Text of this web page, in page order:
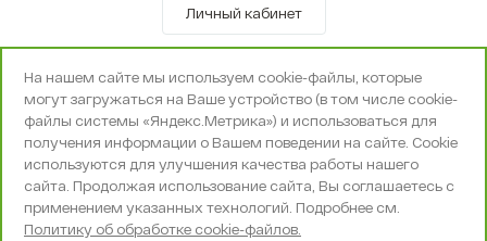
Личный кабинет
© OOO «Экселенте» 2010-2026 г.
Политика конфиденциальности
Поддержка и сопровождение -Вебпространство
На нашем сайте мы используем cookie-файлы, которые
могут загружаться на Ваше устройство (в том числе cookie-
файлы системы «Яндекс.Метрика») и использоваться для
получения информации о Вашем поведении на сайте. Cookie
используются для улучшения качества работы нашего
сайта. Продолжая использование сайта, Вы соглашаетесь с
применением указанных технологий. Подробнее см.
Политику об обработке cookie-файлов.